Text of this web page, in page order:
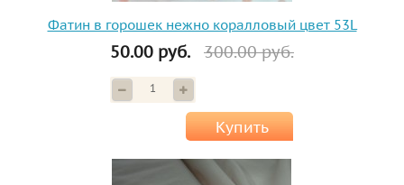
Фатин в горошек нежно коралловый цвет 53L
50.00 руб. 300.00 руб.
Купить